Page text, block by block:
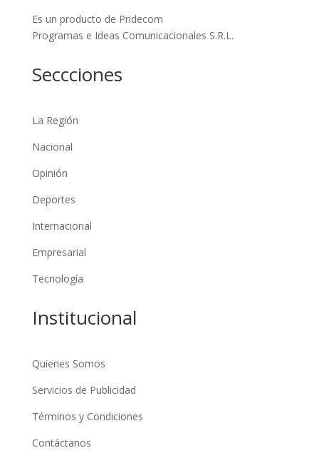
Es un producto de Pridecom
Programas e Ideas Comunicacionales S.R.L.
Seccciones
La Región
Nacional
Opinión
Deportes
Internacional
Empresarial
Tecnología
Institucional
Quienes Somos
Servicios de Publicidad
Términos y Condiciones
Contáctanos